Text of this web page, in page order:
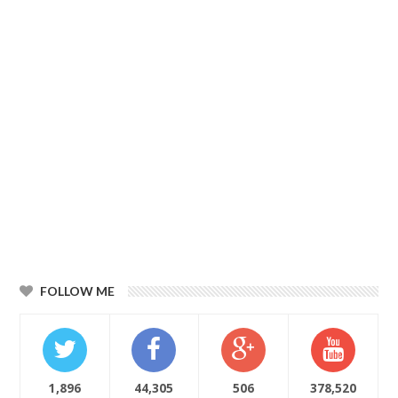
FOLLOW ME
1,896 44,305 506 378,520